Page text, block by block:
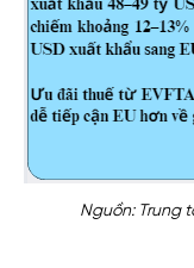
Nguồn: Trung